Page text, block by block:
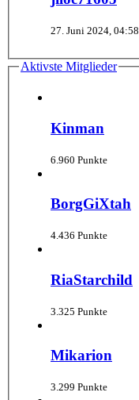
27. Juni 2024, 04:58
Aktivste Mitglieder
Kinman
6.960 Punkte
BorgGiXtah
4.436 Punkte
RiaStarchild
3.325 Punkte
Mikarion
3.299 Punkte